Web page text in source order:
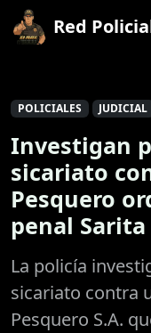
Red
POLICIALES JUDICIAL
Investigan
sicariato
Pesquero
penal
La policía
sicariato contra
Pesquero S.A.